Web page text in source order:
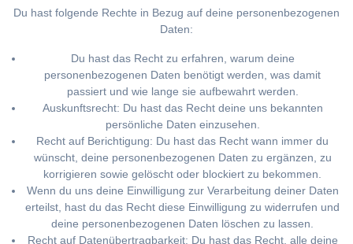
Du hast folgende Rechte in Bezug auf deine personenbezogenen
Daten:
Du hast das Recht zu erfahren, warum deine
personenbezogenen Daten benötigt werden, was damit
passiert und wie lange sie aufbewahrt werden.
Auskunftsrecht: Du hast das Recht deine uns bekannten
persönliche Daten einzusehen.
Recht auf Berichtigung: Du hast das Recht wann immer du
wünscht, deine personenbezogenen Daten zu ergänzen, zu
korrigieren sowie gelöscht oder blockiert zu bekommen.
Wenn du uns deine Einwilligung zur Verarbeitung deiner Daten
erteilst, hast du das Recht diese Einwilligung zu widerrufen und
deine personenbezogenen Daten löschen zu lassen.
Recht auf Datenübertragbarkeit: Du hast das Recht, alle deine